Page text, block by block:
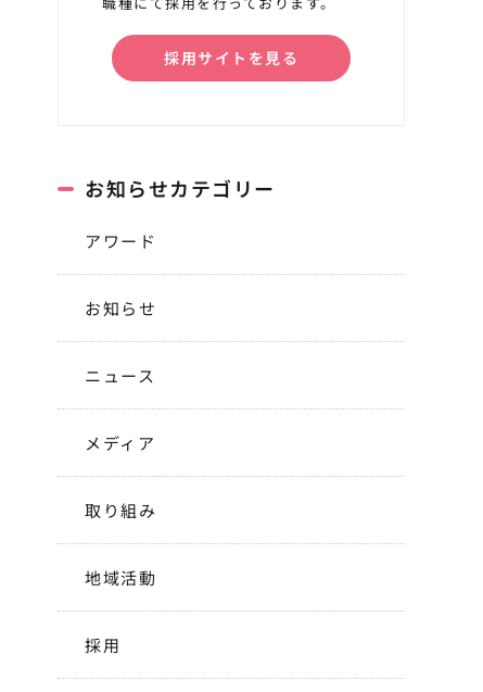
採用サイトを見る
お知らせカテゴリー
アワード
お知らせ
ニュース
メディア
取り組み
地域活動
採用